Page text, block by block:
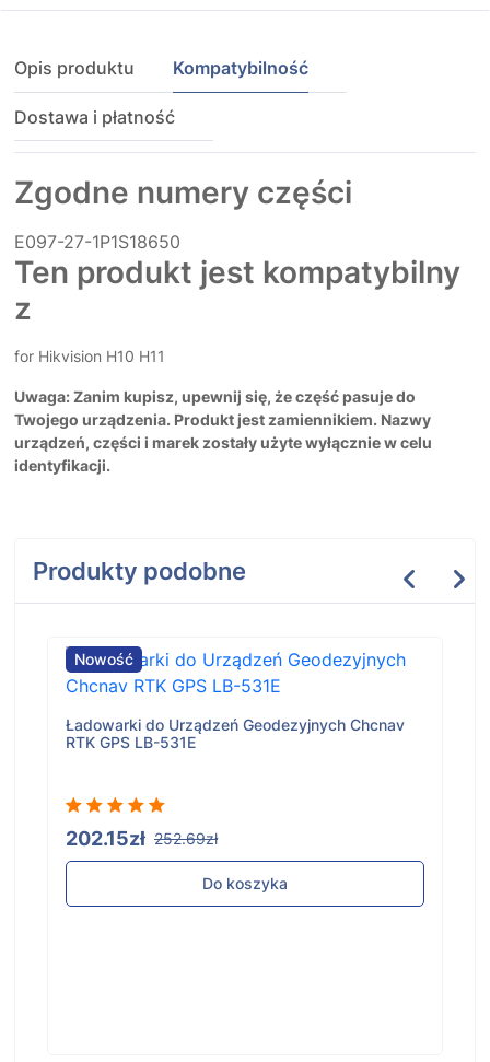
Opis produktu Kompatybilność
Dostawa i płatność
Zgodne numery części
E097-27-1P1S18650
Ten produkt jest kompatybilny
z
for Hikvision H10 H11
Uwaga: Zanim kupisz, upewnij się, że część pasuje do
Twojego urządzenia. Produkt jest zamiennikiem. Nazwy
urządzeń, części i marek zostały użyte wyłącznie w celu
identyfikacji.
Produkty podobne
Nowość
Ładowarki do Urządzeń Geodezyjnych Chcnav
RTK GPS LB-531E
202.15zł 252.69zł
Do koszyka